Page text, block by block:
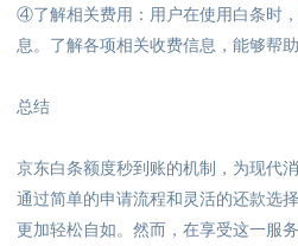
④了解相关费用 ： 用户在使用白条时
息。了解各项相关收费信息，能够帮
总结
京东白条额度秒到账的机制，为现代
通过简单的申请流程和灵活的还款选
更加轻松自如。然而，在享受这一服